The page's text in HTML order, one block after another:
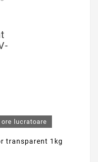
lucratoare
transparent 1kg